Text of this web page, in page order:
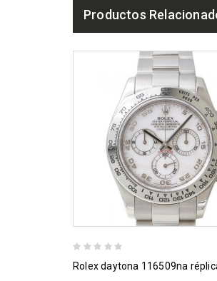
Productos
rolex daytona 116509na